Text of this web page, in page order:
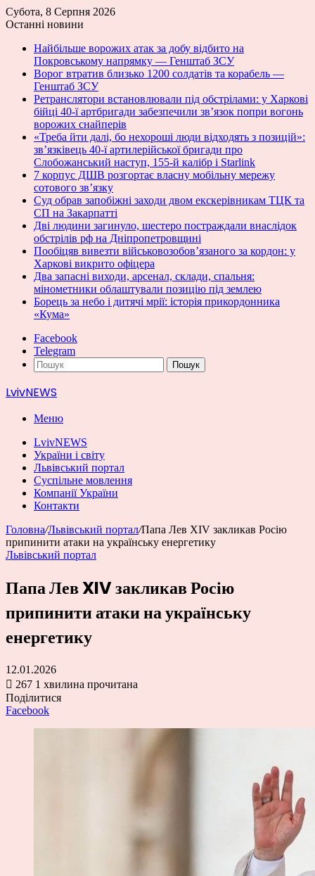
Субота, 8 Серпня 2026
Останні новини
Найбільше ворожих атак за добу відбито на
Покровському напрямку — Генштаб ЗСУ
Ворог втратив близько 1200 солдатів та корабель —
Генштаб ЗСУ
Ретранслятори встановлювали під обстрілами: у Харкові
бійці 40-ї артбригади забезпечили зв’язок попри вогонь
ворожих снайперів
«Треба йти далі, бо нехороші люди відходять з позицій»:
зв’язківець 40-ї артилерійської бригади про
Слобожанський наступ, 155-й калібр і Starlink
7 корпус ДШВ розгортає власну мобільну мережу
сотового зв’язку
Суд обрав запобіжні заходи двом екскерівникам ТЦК та
СП на Закарпатті
Дві людини загинуло, шестеро постраждали внаслідок
обстрілів рф на Дніпропетровщині
Пообіцяв вивезти військовозобов’язаного за кордон: у
Харкові викрито офіцера
Два запасні виходи, арсенал, склади, спальня:
мінометники облаштували позицію під землею
Борець за небо і дитячі мрії: історія прикордонника
«Кума»
Facebook
Telegram
Пошук
LvivNEWS
Меню
LvivNEWS
України і світу
Львівський портал
Суспільне мовлення
Компанії України
Контакти
Головна/Львівський портал/Папа Лев XIV закликав Росію
припинити атаки на українську енергетику
Львівський портал
Папа Лев XIV закликав Росію
припинити атаки на українську
енергетику
12.01.2026
267 1 хвилина прочитана
Поділитися
Facebook